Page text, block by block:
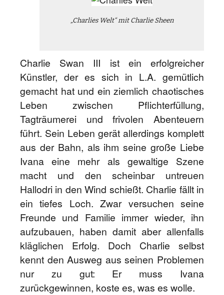
„Charlies Welt“ mit Charlie Sheen
Charlie Swan III ist ein erfolgreicher
Künstler, der es sich in L.A. gemütlich
gemacht hat und ein ziemlich chaotisches
Leben zwischen Pflichterfüllung,
Tagträumerei und frivolen Abenteuern
führt. Sein Leben gerät allerdings komplett
aus der Bahn, als ihm seine große Liebe
Ivana eine mehr als gewaltige Szene
macht und den scheinbar untreuen
Hallodri in den Wind schießt. Charlie fällt in
ein tiefes Loch. Zwar versuchen seine
Freunde und Familie immer wieder, ihn
aufzubauen, haben damit aber allenfalls
kläglichen Erfolg. Doch Charlie selbst
kennt den Ausweg aus seinen Problemen
nur zu gut: Er muss Ivana
zurückgewinnen, koste es, was es wolle.